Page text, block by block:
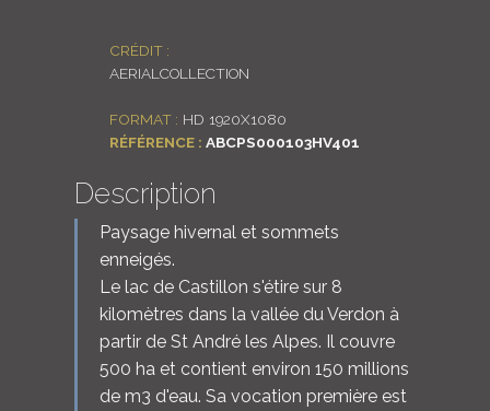
CRÉDIT :
AERIALCOLLECTION
FORMAT : HD 1920X1080
RÉFÉRENCE : ABCPS000103HV401
Description
Paysage hivernal et sommets
enneigés.
Le lac de Castillon s'étire sur 8
kilomètres dans la vallée du Verdon à
partir de St André les Alpes. Il couvre
500 ha et contient environ 150 millions
de m3 d'eau. Sa vocation première est